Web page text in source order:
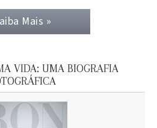
Mais »
VIDA: UMA BIOGRAFIA